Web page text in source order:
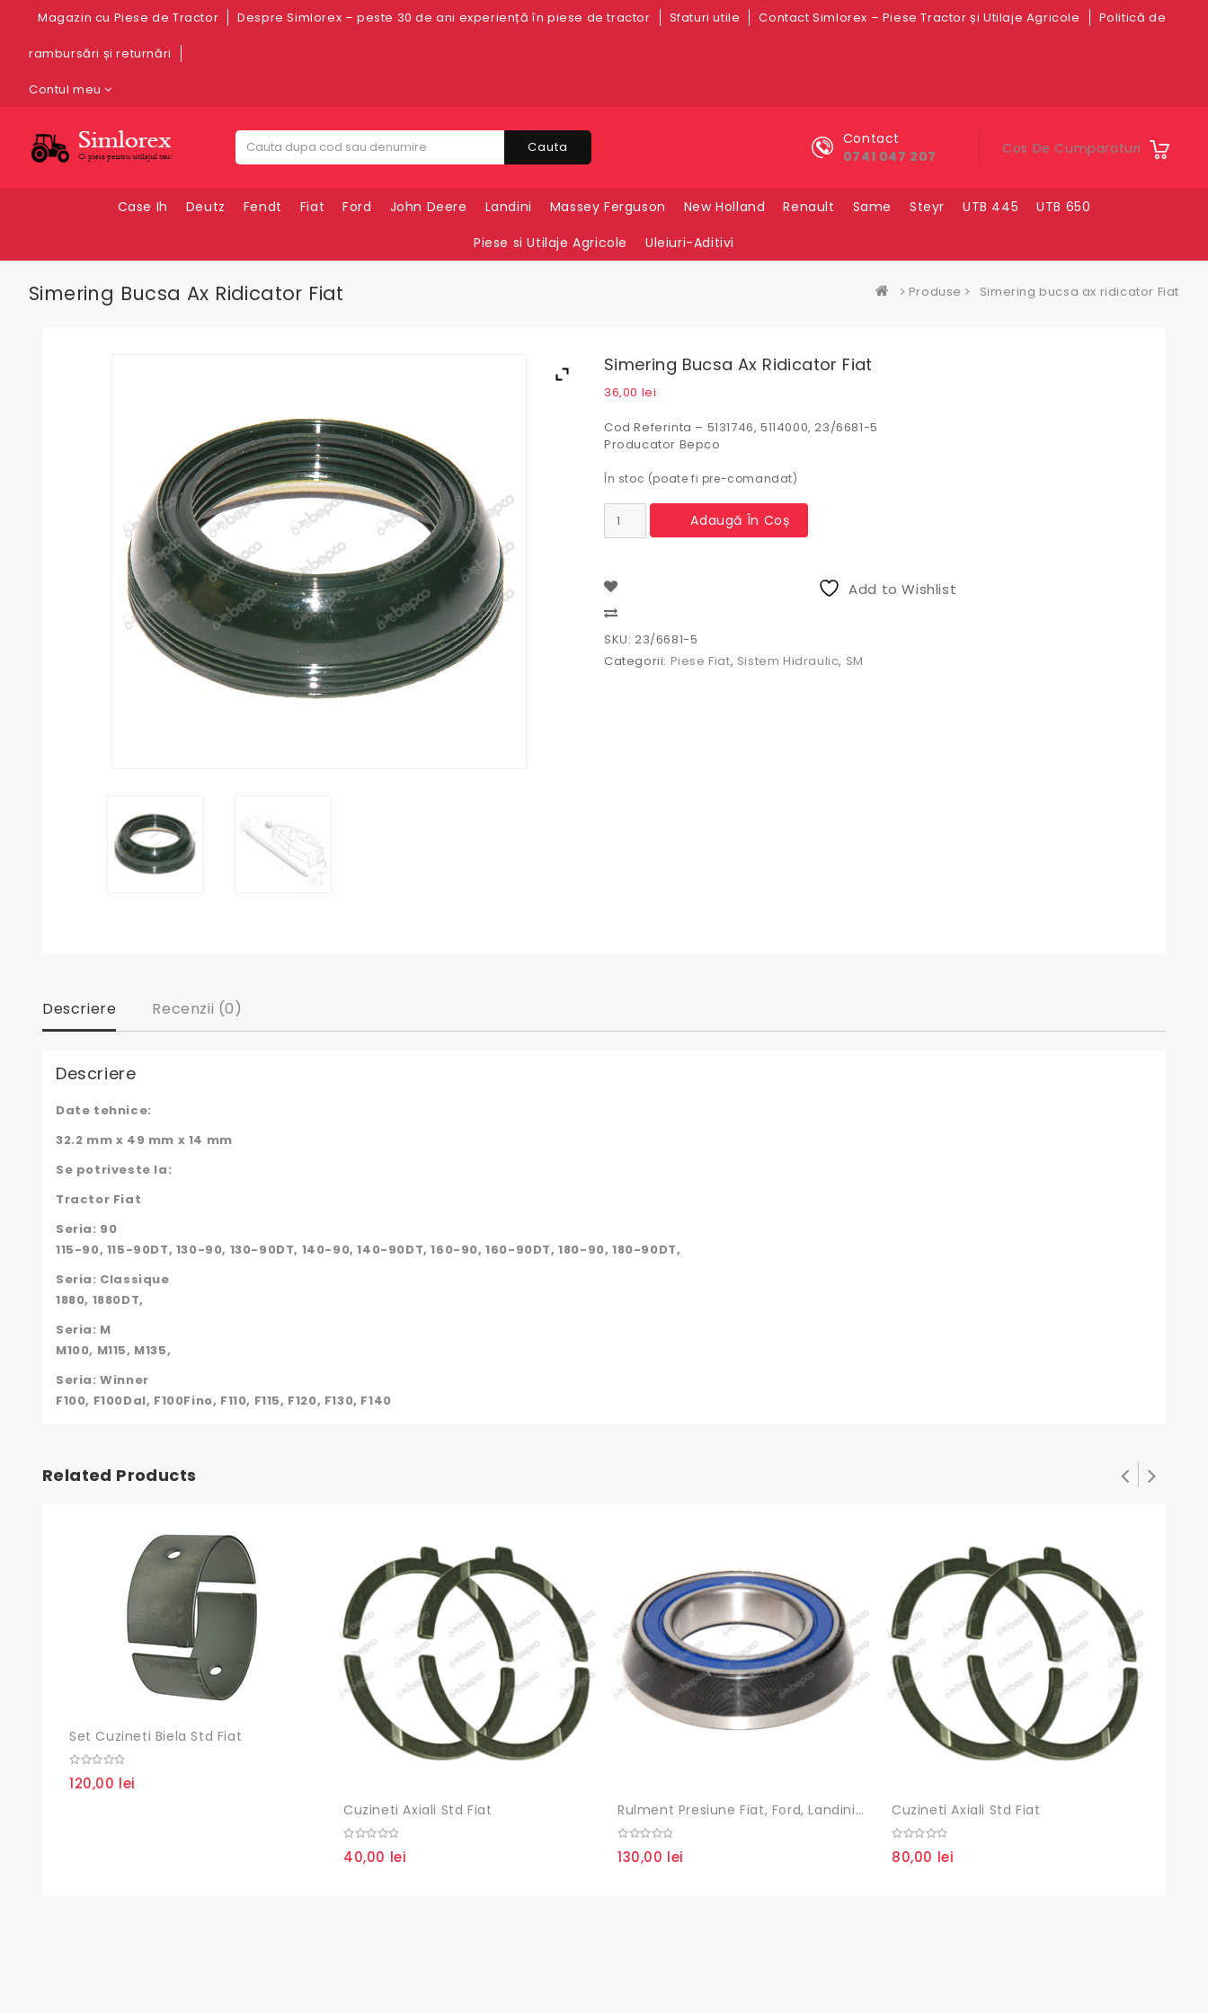
Magazin cu Piese de Tractor Despre Simlorex – peste 30 de ani experiență în piese de tractor Sfaturi utile Contact Simlorex – Piese Tractor și Utilaje Agricole Politică de
rambursări și returnări
Contul meu
Cos De Cumparaturi
Contact
0741 047 207
Cauta
Case Ih Deutz Fendt Fiat Ford John Deere Landini Massey Ferguson New Holland Renault Same Steyr UTB 445
UTB 650
Piese si Utilaje Agricole
Uleiuri-Aditivi
Simering Bucsa Ax Ridicator Fiat Produse Simering bucsa ax ridicator Fiat
Simering Bucsa Ax Ridicator Fiat
36,00 lei
Cod Referinta – 5131746, 5114000, 23/6681-5
Producator Bepco
În stoc (poate fi pre-comandat)
Cantitate
Simering
ridicator
Fiat
Adaugă În Coș
Add to Wishlist
SKU: 23/6681-5
Categorii: Piese Fiat, Sistem Hidraulic, SM
Descriere Recenzii (0)
Descriere
Date tehnice:
32.2 mm x 49 mm x 14 mm
Se potriveste la:
Tractor Fiat
Seria: 90
115-90, 115-90DT, 130-90, 130-90DT, 140-90, 140-90DT, 160-90, 160-90DT, 180-90, 180-90DT,
Seria: Classique
1880, 1880DT,
Seria: M
M100, M115, M135,
Seria: Winner
F100, F100Dal, F100Fino, F110, F115, F120, F130, F140
Related Products
Set Cuzineti Biela Std Fiat
out
120,00 lei
Cuzineti Axiali Std Fiat
out
40,00 lei
Rulment Presiune Fiat, Ford, Landini, New Holland,
out
130,00 lei
Cuzineti Axiali Std Fiat
out
80,00 lei